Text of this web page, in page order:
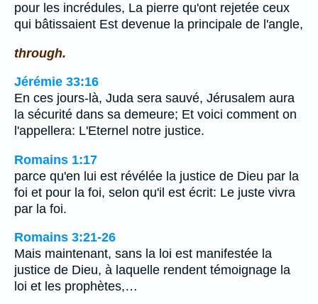
pour les incrédules, La pierre qu'ont rejetée ceux
qui bâtissaient Est devenue la principale de l'angle,
through.
Jérémie 33:16
En ces jours-là, Juda sera sauvé, Jérusalem aura
la sécurité dans sa demeure; Et voici comment on
l'appellera: L'Eternel notre justice.
Romains 1:17
parce qu'en lui est révélée la justice de Dieu par la
foi et pour la foi, selon qu'il est écrit: Le juste vivra
par la foi.
Romains 3:21-26
Mais maintenant, sans la loi est manifestée la
justice de Dieu, à laquelle rendent témoignage la
loi et les prophètes,…